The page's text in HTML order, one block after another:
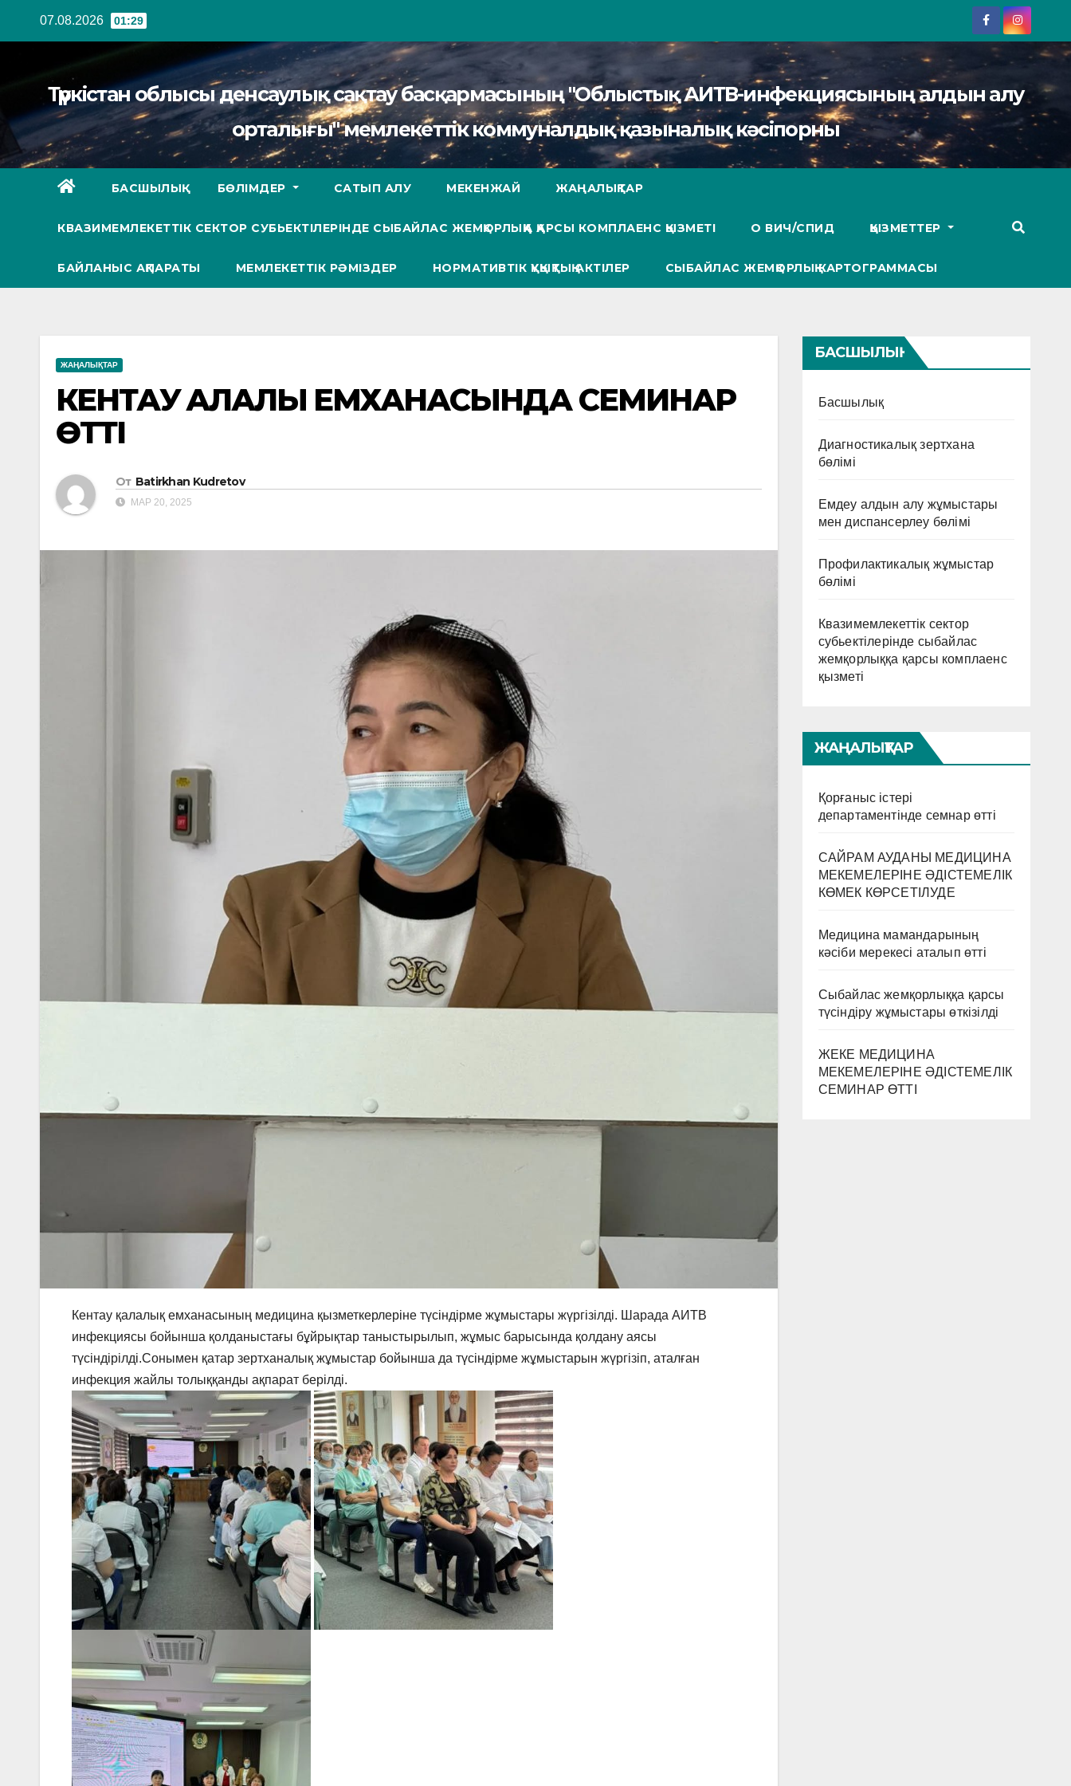
07.08.2026 01:29
Түркістан облысы денсаулық сақтау басқармасының "Облыстық АИТВ-инфекциясының алдын алу
орталығы" мемлекеттік коммуналдық қазыналық кәсіпорны
БАСШЫЛЫҚ БӨЛІМДЕР САТЫП АЛУ МЕКЕНЖАЙ ЖАҢАЛЫҚТАР
КВАЗИМЕМЛЕКЕТТІК СЕКТОР СУБЬЕКТІЛЕРІНДЕ СЫБАЙЛАС ЖЕМҚОРЛЫҚҚА ҚАРСЫ КОМПЛАЕНС ҚЫЗМЕТІ О ВИЧ/СПИД ҚЫЗМЕТТЕР
БАЙЛАНЫС АҚПАРАТЫ МЕМЛЕКЕТТІК РӘМІЗДЕР НОРМАТИВТІК ҚҰҚЫҚТЫҚ АКТІЛЕР СЫБАЙЛАС ЖЕМҚОРЛЫҚ КАРТОГРАММАСЫ
ЖАҢАЛЫҚТАР
КЕНТАУ ҚАЛАЛЫҚ ЕМХАНАСЫНДА СЕМИНАР
ӨТТІ
От Batirkhan Kudretov
МАР 20, 2025
Кентау қалалық емханасының медицина қызметкерлеріне түсіндірме жұмыстары жүргізілді. Шарада АИТВ
инфекциясы бойынша қолданыстағы бұйрықтар таныстырылып, жұмыс барысында қолдану аясы
түсіндірілді.Сонымен қатар зертханалық жұмыстар бойынша да түсіндірме жұмыстарын жүргізіп, аталған
инфекция жайлы толыққанды ақпарат берілді.
БАСШЫЛЫҚ
Басшылық
Диагностикалық зертхана
бөлімі
Емдеу алдын алу жұмыстары
мен диспансерлеу бөлімі
Профилактикалық жұмыстар
бөлімі
Квазимемлекеттік сектор
субьектілерінде сыбайлас
жемқорлыққа қарсы комплаенс
қызметі
ЖАҢАЛЫҚТАР
Қорғаныс істері
департаментінде семнар өтті
САЙРАМ АУДАНЫ МЕДИЦИНА
МЕКЕМЕЛЕРІНЕ ӘДІСТЕМЕЛІК
КӨМЕК КӨРСЕТІЛУДЕ
Медицина мамандарының
кәсіби мерекесі аталып өтті
Сыбайлас жемқорлыққа қарсы
түсіндіру жұмыстары өткізілді
ЖЕКЕ МЕДИЦИНА
МЕКЕМЕЛЕРІНЕ ӘДІСТЕМЕЛІК
СЕМИНАР ӨТТІ